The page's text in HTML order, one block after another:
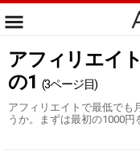
アフィリエイ
の1 (3ページ目)
アフィリエイトで最低でも
うか。まずは最初の1000円